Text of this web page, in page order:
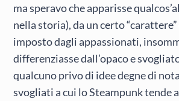
ma speravo che apparisse
nella storia), da un certo “carattere”
imposto dagli appassionati,
differenziasse dall’opaco e
qualcuno privo di idee degne di
svogliati a cui lo Steampunk tende